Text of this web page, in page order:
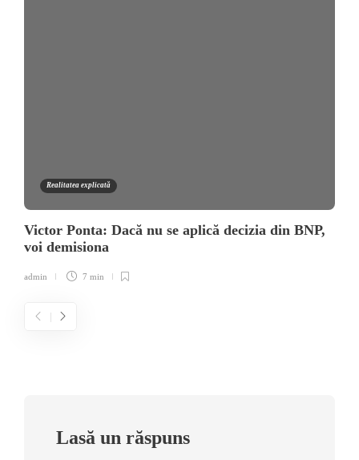
Realitatea explicată
Victor Ponta: Dacă nu se aplică decizia din BNP,
voi demisiona
admin 7 min
Lasă un răspuns